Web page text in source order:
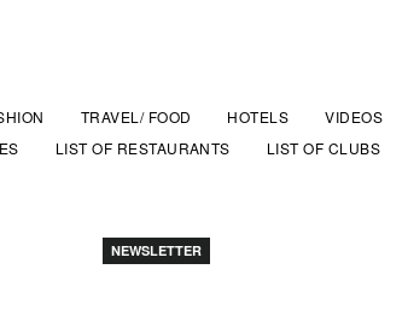
TRAVEL/ FOOD HOTELS
VIDEOS
LIST OF RESTAURANTS LIST OF CLUBS
NEWSLETTER